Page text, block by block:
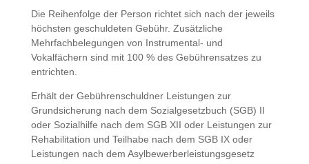
Die Reihenfolge der Person richtet sich nach der jeweils
höchsten geschuldeten Gebühr. Zusätzliche
Mehrfachbelegungen von Instrumental- und
Vokalfächern sind mit 100 % des Gebührensatzes zu
entrichten.
Erhält der Gebührenschuldner Leistungen zur
Grundsicherung nach dem Sozialgesetzbuch (SGB) II
oder Sozialhilfe nach dem SGB XII oder Leistungen zur
Rehabilitation und Teilhabe nach dem SGB IX oder
Leistungen nach dem Asylbewerberleistungsgesetz